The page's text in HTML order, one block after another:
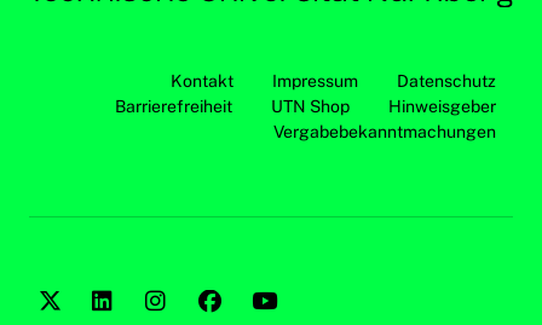
Kontakt Impressum
Datenschutz
Barrierefreiheit
UTN Shop
Hinweisgeber
Vergabebekanntmachungen